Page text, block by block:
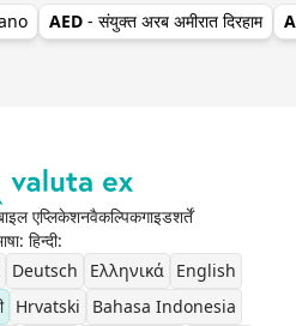
AED - संयुक्त अरब अमीरात दिरहाम
एप्लिकेशनवैकल्पिकगाइडशर्तें
हिन्दी:
Deutsch Ελληνικά
English
Hrvatski Bahasa Indonesia